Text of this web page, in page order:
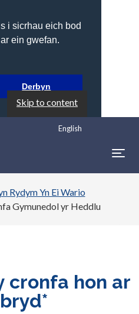
i sicrhau eich bod
ein gwefan.
Derbyn
Skip to content
English
Rydym Yn Ei Wario
Gymunedol yr Heddlu
cronfa hon ar